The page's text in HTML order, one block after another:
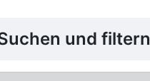
und filtern